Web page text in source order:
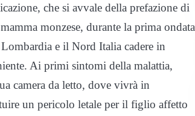
che si avvale della prefazione di
monzese, durante la prima ondata
e il Nord Italia cadere in
Ai primi sintomi della malattia,
camera da letto, dove vivrà in
un pericolo letale per il figlio affetto